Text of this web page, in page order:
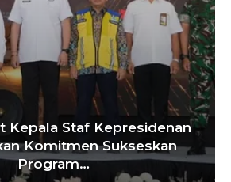
Kepala Staf Kepresidenan
Komitmen Sukseskan
Program…